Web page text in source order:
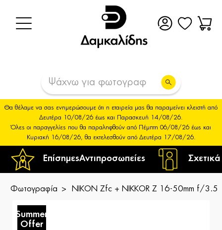
ΕπίσημεςΑντιπροσωπείες
Θα θέλαμε να σας ενημερώσουμε ότι η εταιρεία μας θα παραμείνει κλειστή από
Δευτέρα 10/08/26 έως και Παρασκευή 14/08/26.
Όλες οι παραγγελίες που θα παραληφθούν από Πέμπτη 06/08/26 έως και
Κυριακή 16/08/26, θα εκτελεσθούν από Δευτέρα 17/08/26.
Φωτογραφία NIKON Zfc + NIKKOR Z 16-50mm f/3.5-
Summer
Offer